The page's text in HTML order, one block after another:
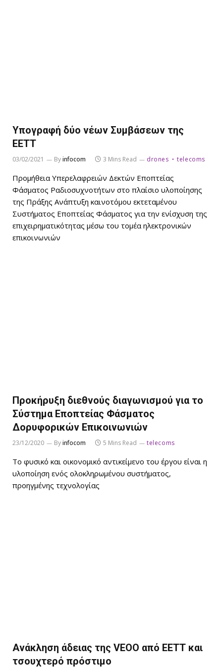
Υπογραφή δύο νέων Συμβάσεων της
ΕΕΤΤ
03/02/2021 Byinfocom 3 Mins Read drones telecoms
Προμήθεια Υπερελαφρειών Δεκτών Εποπτείας
Φάσματος Ραδιοσυχνοτήτων στο πλαίσιο υλοποίησης
της Πράξης Ανάπτυξη καινοτόμου εκτεταμένου
Συστήματος Εποπτείας Φάσματος για την ενίσχυση της
επιχειρηματικότητας μέσω του τομέα ηλεκτρονικών
επικοινωνιών
Προκήρυξη διεθνούς διαγωνισμού για το
Σύστημα Εποπτείας Φάσματος
Δορυφορικών Επικοινωνιών
23/12/2020 Byinfocom 5 Mins Read telecoms
Το φυσικό και οικονομικό αντικείμενο του έργου είναι η
υλοποίηση ενός ολοκληρωμένου συστήματος,
προηγμένης τεχνολογίας
Ανάκληση άδειας της VEOO από ΕΕΤΤ και
τσουχτερό πρόστιμο